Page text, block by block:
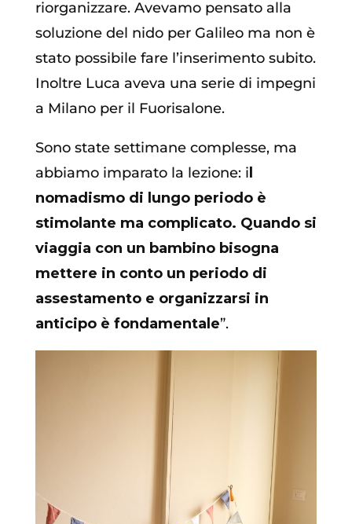
riorganizzare. Avevamo pensato alla
soluzione del nido per Galileo ma non è
stato possibile fare l’inserimento subito.
Inoltre Luca aveva una serie di impegni
a Milano per il Fuorisalone.
Sono state settimane complesse, ma
abbiamo imparato la lezione: i
nomadismo di lungo periodo è
stimolante ma complicato. Quando si
viaggia con un bambino bisogna
mettere in conto un periodo di
assestamento e organizzarsi in
anticipo è fondamentale”.